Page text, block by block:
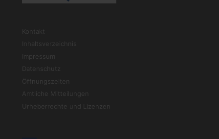
Kontakt
Inhaltsverzeichnis
Impressum
Datenschutz
Öffnungszeiten
Amtliche Mitteilungen
Urheberrechte und Lizenzen